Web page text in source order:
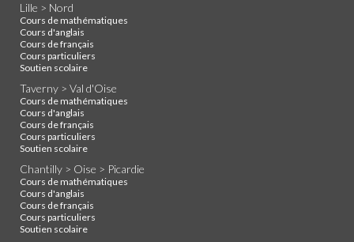
Lille > Nord
Cours de mathématiques
Cours d'anglais
Cours de français
Cours particuliers
Soutien scolaire
Taverny > Val d'Oise
Cours de mathématiques
Cours d'anglais
Cours de français
Cours particuliers
Soutien scolaire
Chantilly > Oise > Picardie
Cours de mathématiques
Cours d'anglais
Cours de français
Cours particuliers
Soutien scolaire